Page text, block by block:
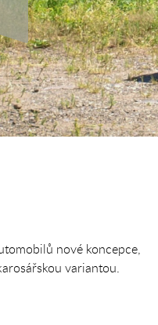
nové koncepce,
variantou.